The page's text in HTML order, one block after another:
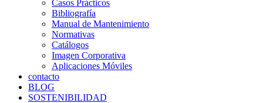
Casos Prácticos
Bibliografía
Manual de Mantenimiento
Normativas
Catálogos
Imagen Corporativa
Aplicaciones Móviles
contacto
BLOG
SOSTENIBILIDAD